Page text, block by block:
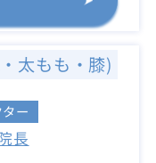
太もも・膝)
ー
長